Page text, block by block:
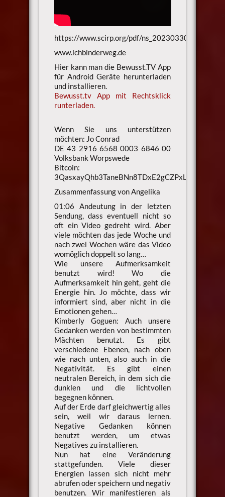
https://www.scirp.org/pdf/
www.ichbinderweg.de
Hier kann man die Bewusst.TV App
für Android Geräte herunterladen
und installieren.
Bewusst.tv App mit Rechtsklick
runterladen.
Wenn Sie uns unterstützen
möchten: Jo Conrad
DE 43 2916 6568 0003 6846 00
Volksbank Worpswede
Bitcoin:
3QasxayQhb3TaneBNn8TDxE2gCZPxLaXsU
Zusammenfassung von Angelika
01:06 Andeutung in der letzten
Sendung, dass eventuell nicht so
oft ein Video gedreht wird. Aber
viele möchten das jede Woche und
nach zwei Wochen wäre das Video
womöglich doppelt so lang…
Wie unsere Aufmerksamkeit
benutzt wird! Wo die
Aufmerksamkeit hin geht, geht die
Energie hin. Jo möchte, dass wir
informiert sind, aber nicht in die
Emotionen gehen…
Kimberly Goguen: Auch unsere
Gedanken werden von bestimmten
Mächten benutzt. Es gibt
verschiedene Ebenen, nach oben
wie nach unten, also auch in die
Negativität. Es gibt einen
neutralen Bereich, in dem sich die
dunklen und die lichtvollen
begegnen können.
Auf der Erde darf gleichwertig alles
sein, weil wir daraus lernen.
Negative Gedanken können
benutzt werden, um etwas
Negatives zu installieren.
Nun hat eine Veränderung
stattgefunden. Viele dieser
Energien lassen sich nicht mehr
abrufen oder speichern und negativ
benutzen. Wir manifestieren als